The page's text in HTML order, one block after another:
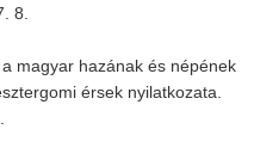
8.
magyar hazának és népének
érsek nyilatkozata.